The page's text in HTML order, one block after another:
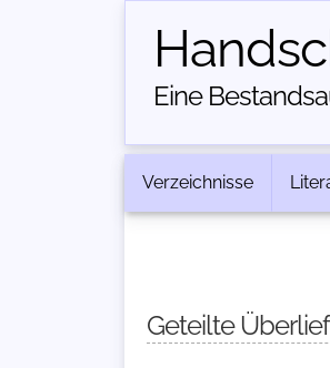
Eine
Verzeichnisse
Geteilte